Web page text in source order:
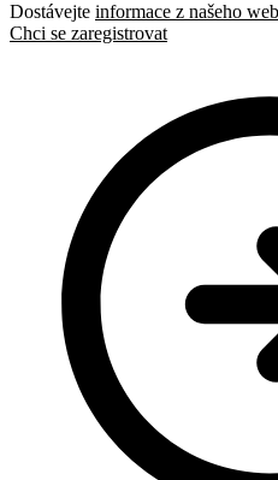
Dostávejte informace z našeho
Chci se zaregistrovat